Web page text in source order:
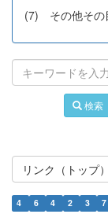
(7) その他その
検索
リンク（トップ）
4 6 4 2 3 7